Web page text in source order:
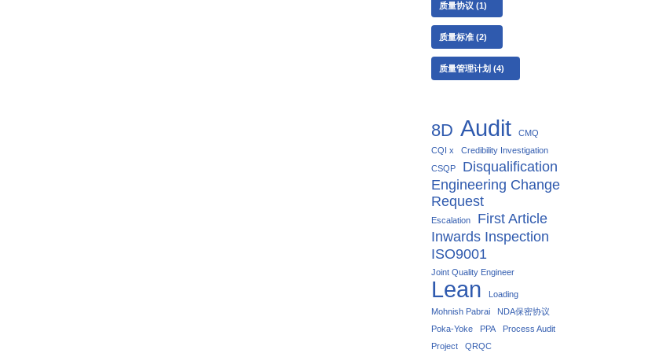
质量协议 (1)
质量标准 (2)
质量管理计划 (4)
8D Audit
CMQ
CQI x
Credibility Investigation
CSQP
Disqualification
Engineering Change
Request
Escalation
First Article
Inwards Inspection
ISO9001
Joint Quality Engineer
Lean
Loading
Mohnish Pabrai
NDA保密协议
Poka-Yoke
PPA
Process Audit
Project
QRQC